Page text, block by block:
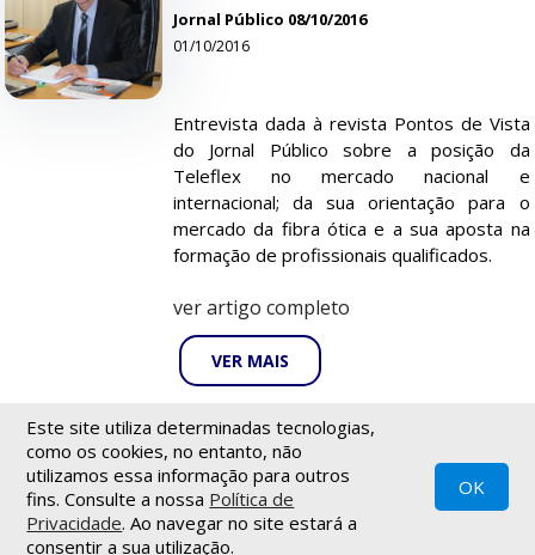
Este site utiliza determinadas tecnologias,
como os cookies, no entanto, não
utilizamos essa informação para outros
fins. Consulte a nossa Política de
Privacidade. Ao navegar no site estará a
consentir a sua utilização.
OK
Jornal Público 08/10/2016
01/10/2016
Entrevista dada à revista Pontos de Vista
do Jornal Público sobre a posição da
Teleflex no mercado nacional e
internacional; da sua orientação para o
mercado da fibra ótica e a sua aposta na
formação de profissionais qualificados.
ver artigo completo
VER MAIS
1
Política de privacidade|Termos de utilização
© Teleflex - 2021Todos os direitos reservados